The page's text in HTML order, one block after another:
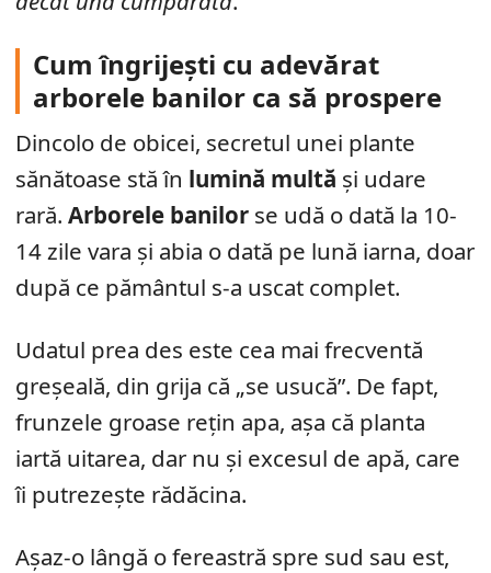
Cum îngrijești cu adevărat
arborele banilor ca să prospere
Dincolo de obicei, secretul unei plante
sănătoase stă în lumină multă și udare
rară. Arborele banilor se udă o dată la 10-
14 zile vara și abia o dată pe lună iarna, doar
după ce pământul s-a uscat complet.
Udatul prea des este cea mai frecventă
greșeală, din grija că „se usucă”. De fapt,
frunzele groase rețin apa, așa că planta
iartă uitarea, dar nu și excesul de apă, care
îi putrezește rădăcina.
Așaz-o lângă o fereastră spre sud sau est,